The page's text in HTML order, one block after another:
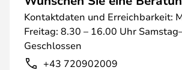
Kontaktdaten und Erreichbarkeit:
Freitag: 8.30 – 16.00 Uhr
Geschlossen
+43 720902009